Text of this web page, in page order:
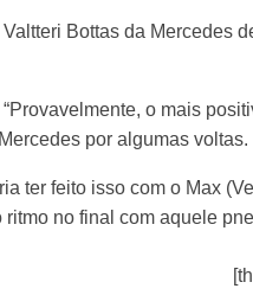
Valtteri Bottas da Mercedes
o mais
por algumas voltas.
ter feito isso com o Max
ritmo no final com aquele